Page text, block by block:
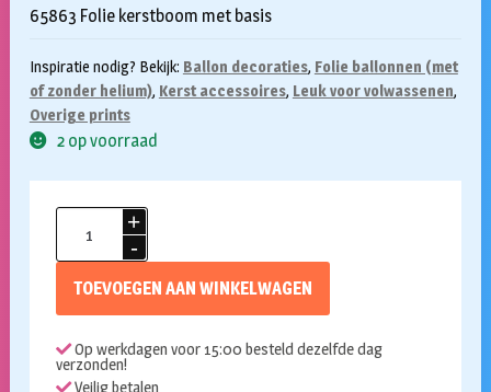
65863 Folie kerstboom met basis
Inspiratie nodig? Bekijk: Ballon decoraties, Folie ballonnen (met
of zonder helium), Kerst accessoires, Leuk voor volwassenen,
Overige prints
2 op voorraad
Folieballon
kerstboom
TOEVOEGEN AAN WINKELWAGEN
Op werkdagen voor 15:00 besteld dezelfde dag
verzonden!
Veilig betalen